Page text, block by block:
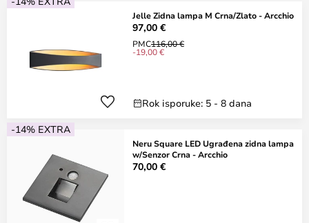
Jelle Zidna lampa M Crna/Zlato - Arcchio
97,00 €
PMC116,00 €
-19,00 €
Rok isporuke: 5 - 8 dana
-14% EXTRA
Neru Square LED Ugrađena zidna lampa
w/Senzor Crna - Arcchio
70,00 €